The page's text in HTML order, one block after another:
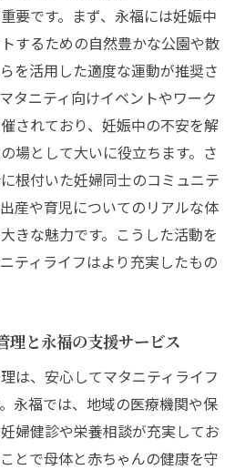
要です。まず、永福には妊娠中
するための自然豊かな公園や散
を活用した適度な運動が推奨さ
タニティ向けイベントやワーク
されており、妊娠中の不安を解
場として大いに役立ちます。さ
根付いた妊婦同士のコミュニテ
産や育児についてのリアルな体
きな魅力です。こうした活動を
ティライフはより充実したもの
理と永福の支援サービス
は、安心してマタニティライフ
永福では、地域の医療機関や保
婦健診や栄養相談が充実してお
とで母体と赤ちゃんの健康を守